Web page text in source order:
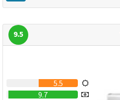
9.5
5.5
9.7